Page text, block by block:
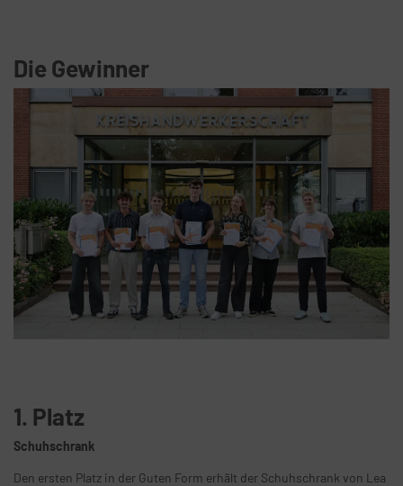
Die Gewinner
1. Platz
Schuhschrank
Den ersten Platz in der Guten Form erhält der Schuhschrank von Lea